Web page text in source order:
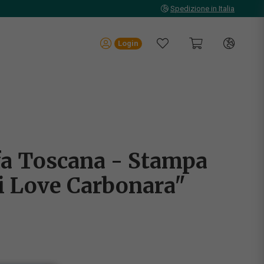
Spedizione in Italia
Login
Toscana - Stampa
Carbonara"